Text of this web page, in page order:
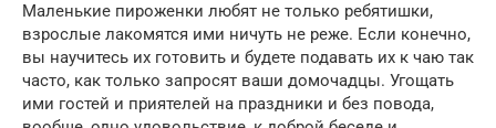
Маленькие пироженки любят не только ребятишки,
взрослые лакомятся ими ничуть не реже. Если конечно,
вы научитесь их готовить и будете подавать их к чаю так
часто, как только запросят ваши домочадцы. Угощать
ими гостей и приятелей на праздники и без повода,